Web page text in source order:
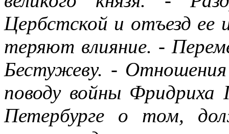
Цербстской и отъезд
теряют влияние. -
Бестужеву. -
поводу войны
Петербурге о том,